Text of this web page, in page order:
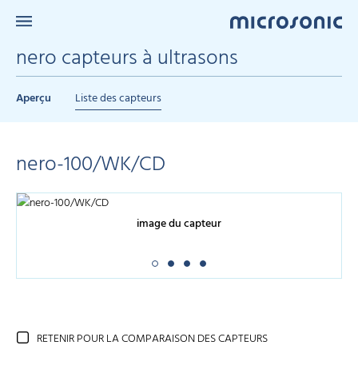
nero capteurs à ultrasons
Aperçu Liste des capteurs
nero-100/WK/CD
image du capteur
RETENIR POUR LA COMPARAISON DES CAPTEURS